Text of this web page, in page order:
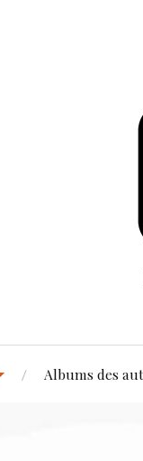
Albums des